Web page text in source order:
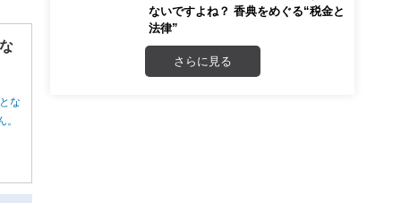
な
。
ないですよね？ 香典をめぐる“税金と
法律”
さらに見る